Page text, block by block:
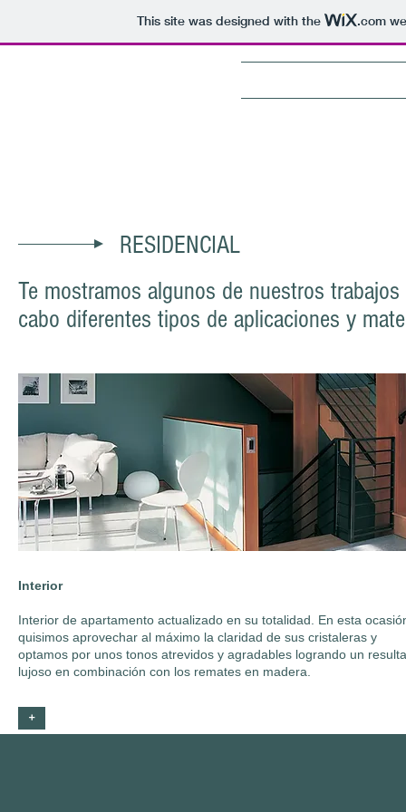
This site was designed with the .com
RESIDENCIAL
Te mostramos algunos de nuestros
cabo diferentes tipos de aplicaciones y
Interior
Interior de apartamento actualizado en su totalidad. En esta
quisimos aprovechar al máximo la claridad de sus cristaleras y
optamos por unos tonos atrevidos y agradables logrando un
lujoso en combinación con los remates en madera.
+